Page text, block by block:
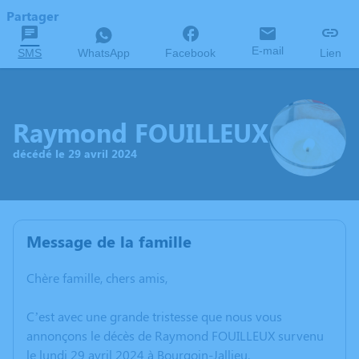
Partager
SMS WhatsApp Facebook E-mail Lien
Raymond FOUILLEUX
décédé le 29 avril 2024
Message de la famille
Chère famille, chers amis,
C’est avec une grande tristesse que nous vous
annonçons le décès de Raymond FOUILLEUX survenu
le lundi 29 avril 2024 à Bourgoin-Jallieu.